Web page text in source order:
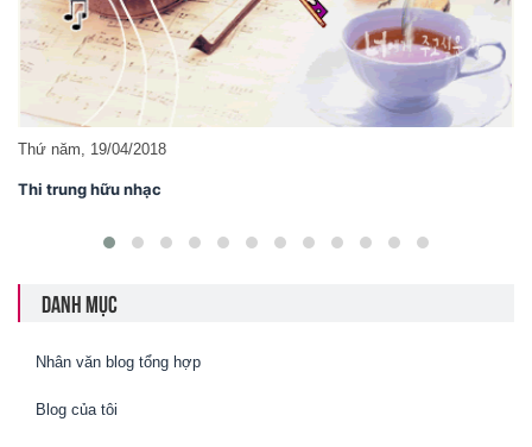
Chủ nhật, 25/02/2018
Băng tâm như mộng
DANH MỤC
Nhân văn blog tổng hợp
Blog của tôi